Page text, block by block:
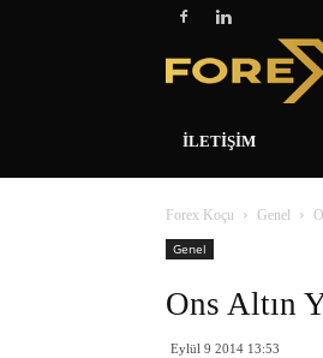
İLETIŞIM
Forex Koçu Genel
Genel
Ons Altın
Eylül 9 2014 13:53